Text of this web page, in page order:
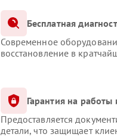
Бесплатная
Современное
восстановление в
Гарантия на работы
Предоставляется
детали, что защищает